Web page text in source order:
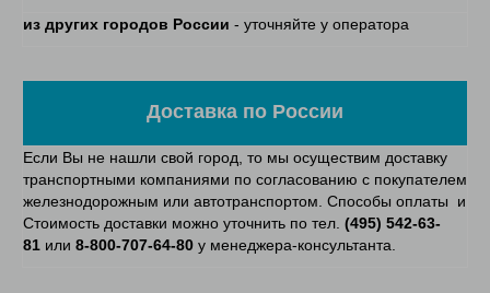
из других городов России - уточняйте у оператора
Доставка по России
Если Вы не нашли свой город, то мы осуществим доставку
транспортными компаниями по согласованию с покупателем
железнодорожным или автотранспортом. Способы оплаты и
Стоимость доставки можно уточнить по тел. (495) 542-63-
81 или 8-800-707-64-80 у менеджера-консультанта.